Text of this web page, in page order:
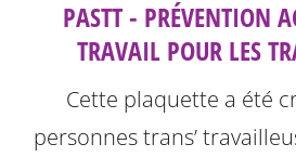
PASTT - PRÉVENTION
TRAVAIL POUR LES
Cette plaquette a été
personnes trans’